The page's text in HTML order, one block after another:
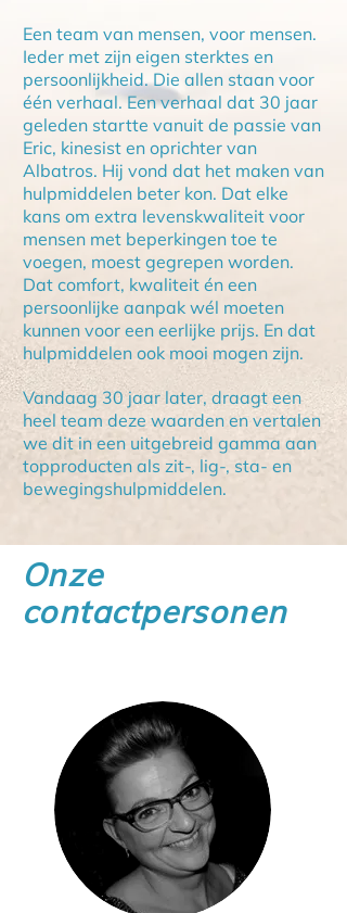
Een team van mensen, voor mensen.
Ieder met zijn eigen sterktes en
persoonlijkheid. Die allen staan voor
één verhaal. Een verhaal dat 30 jaar
geleden startte vanuit de passie van
Eric, kinesist en oprichter van
Albatros. Hij vond dat het maken van
hulpmiddelen beter kon. Dat elke
kans om extra levenskwaliteit voor
mensen met beperkingen toe te
voegen, moest gegrepen worden.
Dat comfort, kwaliteit én een
persoonlijke aanpak wél moeten
kunnen voor een eerlijke prijs. En dat
hulpmiddelen ook mooi mogen zijn.
Vandaag 30 jaar later, draagt een
heel team deze waarden en vertalen
we dit in een uitgebreid gamma aan
topproducten als zit-, lig-, sta- en
bewegingshulpmiddelen.
Onze
contactpersonen